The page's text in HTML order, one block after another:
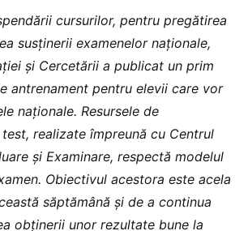
cursurilor, pentru pregătirea
susținerii examenelor naționale,
și Cercetării a publicat un prim
antrenament pentru elevii care vor
naționale. Resursele de
realizate împreună cu Centrul
și Examinare, respectă modelul
Obiectivul acestora este acela
săptămână și de a continua
obținerii unor rezultate bune la